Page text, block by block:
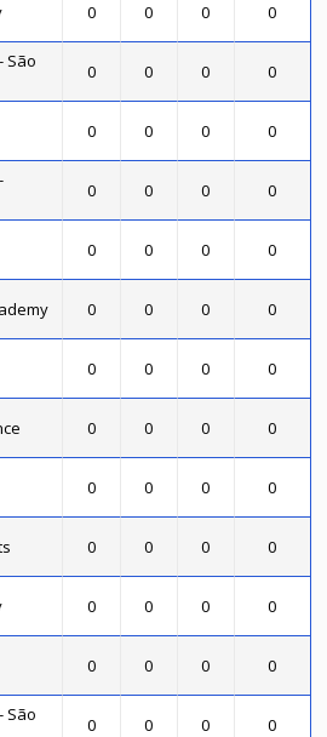
0 0 0 0
São
0 0 0 0
0 0 0 0
0 0 0 0
0 0 0 0
0 0 0 0
0 0 0 0
0 0 0 0
0 0 0 0
0 0 0 0
0 0 0 0
0 0 0 0
São
0 0 0 0